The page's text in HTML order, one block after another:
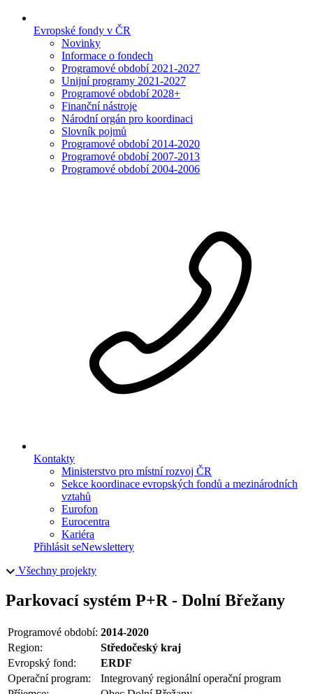
Evropské fondy v ČR
Novinky
Informace o fondech
Programové období 2021-2027
Unijní programy 2021-2027
Programové období 2028+
Finanční nástroje
Národní orgán pro koordinaci
Slovník pojmů
Programové období 2014-2020
Programové období 2007-2013
Programové období 2004-2006
Kontakty
Ministerstvo pro místní rozvoj ČR
Sekce koordinace evropských fondů a mezinárodních
vztahů
Eurofon
Eurocentra
Kariéra
Přihlásit seNewslettery
Všechny projekty
Parkovací systém P+R - Dolní Břežany
Programové období: 2014-2020
Region:
Středočeský kraj
Evropský fond:
ERDF
Operační program:
Integrovaný regionální operační program